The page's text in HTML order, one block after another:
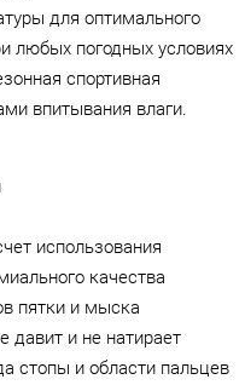
для оптимального
любых погодных условиях
спортивная
впитывания влаги.
использования
качества
пятки и мыска
давит и не натирает
стопы и области пальцев